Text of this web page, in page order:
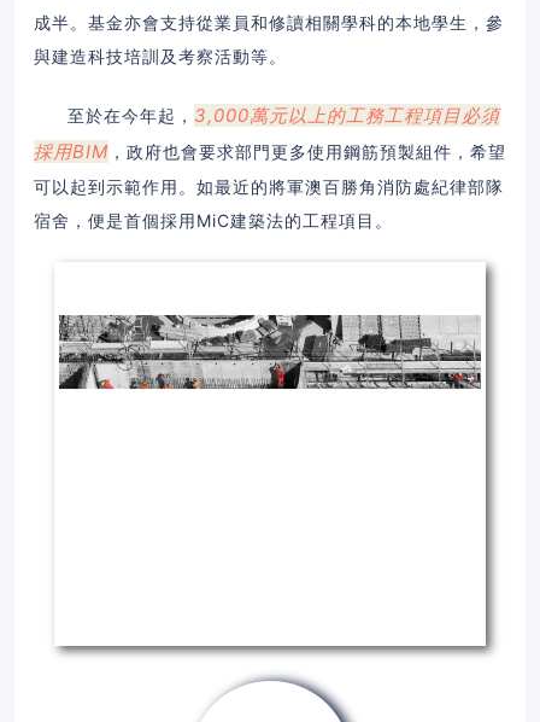
成半。基金亦會支持從業員和修讀相關學科的本地學生，參
與建造科技培訓及考察活動等。
至於在今年起， 3,000萬元以上的工務工程項目必須
採用BIM ，政府也會要求部門更多使用鋼筋預製組件，希望
可以起到示範作用。如最近的將軍澳百勝角消防處紀律部隊
宿舍，便是首個採用MiC建築法的工程項目。